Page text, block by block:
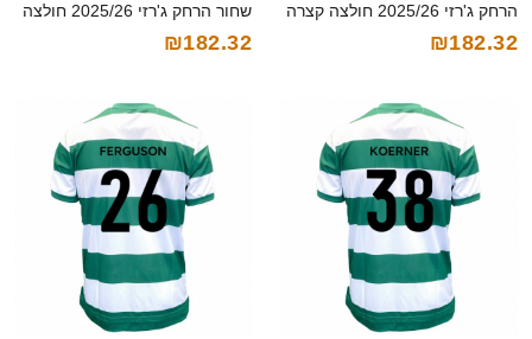
הרחק ג'רזי 2025/26 חולצה קצרה
₪182.32
שחור הרחק ג'רזי 2025/26 חולצה
קצרה
₪182.32